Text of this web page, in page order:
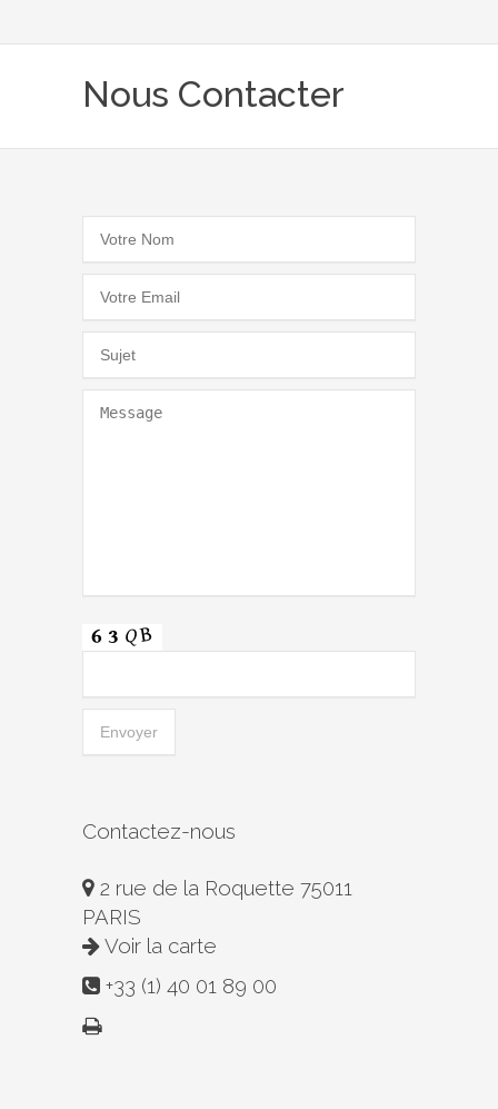
Nous Contacter
Contactez-nous
2 rue de la Roquette 75011
PARIS
Voir la carte
+33 (1) 40 01 89 00